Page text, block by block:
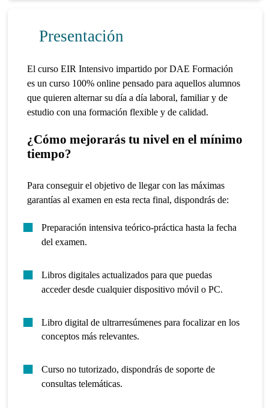
Presentación
El curso EIR Intensivo impartido por DAE Formación
es un curso 100% online pensado para aquellos alumnos
que quieren alternar su día a día laboral, familiar y de
estudio con una formación flexible y de calidad.
¿Cómo mejorarás tu nivel en el mínimo
tiempo?
Para conseguir el objetivo de llegar con las máximas
garantías al examen en esta recta final, dispondrás de:
Preparación intensiva teórico-práctica hasta la fecha
del examen.
Libros digitales actualizados para que puedas
acceder desde cualquier dispositivo móvil o PC.
Libro digital de ultrarresúmenes para focalizar en los
conceptos más relevantes.
Curso no tutorizado, dispondrás de soporte de
consultas telemáticas.